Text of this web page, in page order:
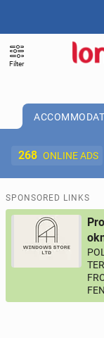
Filter
268 ONLINE ADS
SPONSORED LINKS